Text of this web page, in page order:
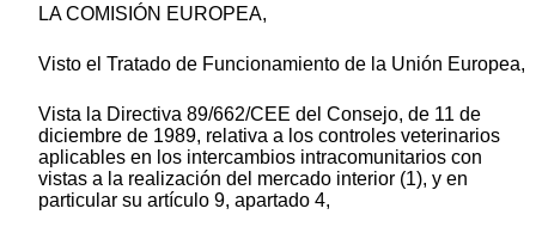
LA COMISIÓN EUROPEA,
Visto el Tratado de Funcionamiento de la Unión Europea,
Vista la Directiva 89/662/CEE del Consejo, de 11 de
diciembre de 1989, relativa a los controles veterinarios
aplicables en los intercambios intracomunitarios con
vistas a la realización del mercado interior (1), y en
particular su artículo 9, apartado 4,